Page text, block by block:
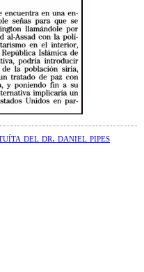
del dr. daniel pipes